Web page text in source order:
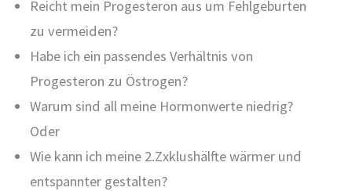
Reicht mein Progesteron aus um Fehlgeburten
zu vermeiden?
Habe ich ein passendes Verhältnis von
Progesteron zu Östrogen?
Warum sind all meine Hormonwerte niedrig?
Oder
Wie kann ich meine 2.Zxklushälfte wärmer und
entspannter gestalten?